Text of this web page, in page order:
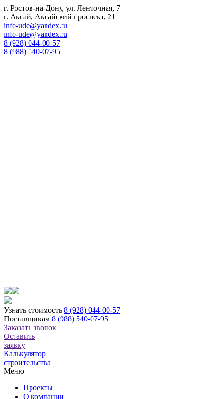
г. Ростов-на-Дону, ул. Ленточная, 7
г. Аксай, Аксайский проспект, 21
info-ude@yandex.ru
info-ude@yandex.ru
8 (928) 044-00-57
8 (988) 540-07-95
Узнать стоимость 8 (928) 044-00-57
Поставщикам 8 (988) 540-07-95
Заказать звонок
Оставить
заявку
Калькулятор
строительства
Меню
Проекты
О компании